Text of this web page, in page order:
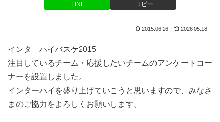
LINE コピー
2015.06.26 2026.05.18
インターハイバスケ2015
注目しているチーム・応援したいチームのアンケートコー
ナーを設置しました。
インターハイを盛り上げていこうと思いますので、みなさ
まのご協力をよろしくお願いします。